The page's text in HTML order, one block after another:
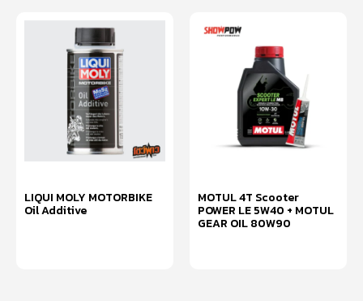
LIQUI MOLY MOTORBIKE
Oil Additive
MOTUL 4T Scooter
POWER LE 5W40 + MOTUL
GEAR OIL 80W90